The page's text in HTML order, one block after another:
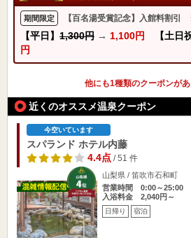
期間限定 【百名湯受賞記念】入館料割
【平日】 1,300円 → 1,100円 【土日祝
円
他にも1種類のクーポンが
近くのオススメ温泉クーポン
今空いています
スパランド ホテル内藤
4.4点/ 51 件
山梨県 / 笛吹市石和町
営業時間 0:00～25:00
入浴料金 2,040円～
日帰り 宿泊